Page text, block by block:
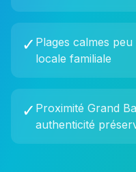
✓ Plages calmes
locale familiale
✓ Proximité Grand
authenticité